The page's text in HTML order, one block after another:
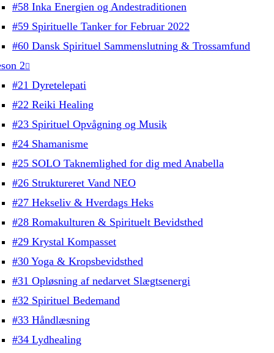
#58 Inka Energien og Andestraditionen
#59 Spirituelle Tanker for Februar 2022
#60 Dansk Spirituel Sammenslutning & Trossamfund
2
#21 Dyretelepati
#22 Reiki Healing
#23 Spirituel Opvågning og Musik
#24 Shamanisme
#25 SOLO Taknemlighed for dig med Anabella
#26 Struktureret Vand NEO
#27 Hekseliv & Hverdags Heks
#28 Romakulturen & Spirituelt Bevidsthed
#29 Krystal Kompasset
#30 Yoga & Kropsbevidsthed
#31 Opløsning af nedarvet Slægtsenergi
#32 Spirituel Bedemand
#33 Håndlæsning
#34 Lydhealing